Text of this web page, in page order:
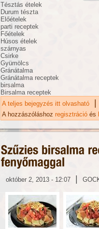
Tésztás ételek
Durum tészta
Előételek
parti receptek
Főételek
Húsos ételek
szárnyas
Csirke
Gyümölcs
Gránátalma
Gránátalma receptek
birsalma
Birsalma receptek
A teljes bejegyzés itt olvasható
|
A hozzászóláshoz regisztráció és
október 2, 2013 - 12:07 |